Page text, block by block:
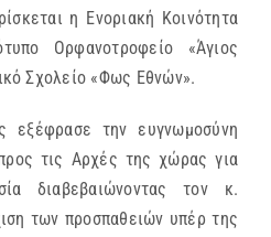
η Ενοριακή Κοινότητα
Ορφανοτροφείο «Άγιος
Σχολείο «Φως Εθνών».
εξέφρασε την ευγνωμοσύνη
τις Αρχές της χώρας για
διαβεβαιώνοντας τον κ.
των προσπαθειών υπέρ της